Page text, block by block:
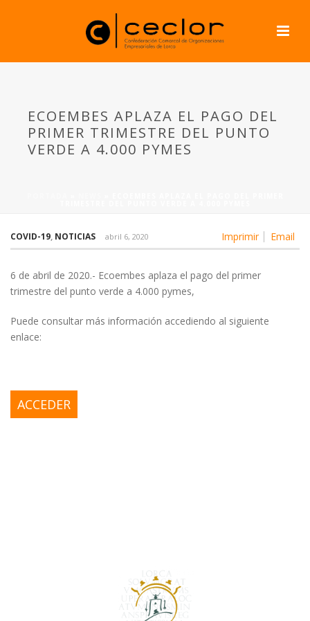
ECOEMBES APLAZA EL PAGO DEL
PRIMER TRIMESTRE DEL PUNTO
VERDE A 4.000 PYMES
Imprimir Email
COVID-19, NOTICIAS abril 6, 2020
6 de abril de 2020.- Ecoembes aplaza el pago del primer
trimestre del punto verde a 4.000 pymes,
Puede consultar más información accediendo al siguiente
enlace:
ACCEDER